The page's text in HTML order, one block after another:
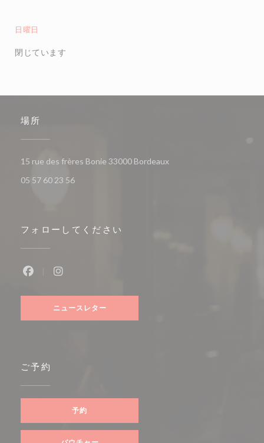
日曜日
閉じています
場所
15 rue des frères Bonie 33000 Bordeaux((新しいウィンドウで開
05 57 60 23 56
フォローしてください
ニュースレター
ご予約
予約